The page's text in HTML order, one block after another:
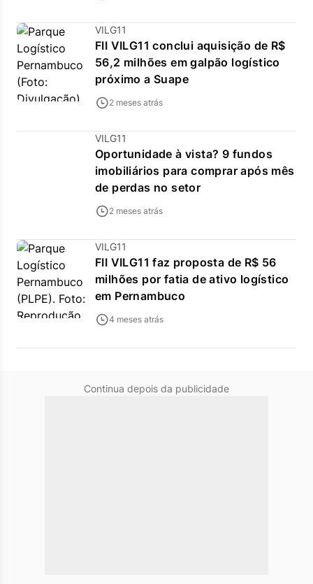
VILG11
FII VILG11 conclui aquisição de R$
56,2 milhões em galpão logístico
próximo a Suape
2 meses atrás
VILG11
Oportunidade à vista? 9 fundos
imobiliários para comprar após mês
de perdas no setor
2 meses atrás
VILG11
FII VILG11 faz proposta de R$ 56
milhões por fatia de ativo logístico
em Pernambuco
4 meses atrás
Continua depois da publicidade